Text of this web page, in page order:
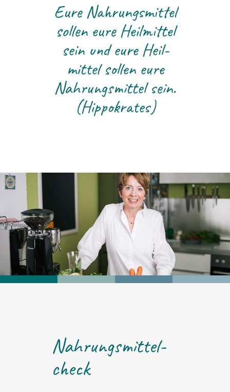
Eure Nahrungs­mittel
sollen eure Heil­mittel
sein und eure Heil­
mittel sollen eure
Nahrungs­mittel sein.
(Hippo­krates)
Nahrungs­mit­tel­
check